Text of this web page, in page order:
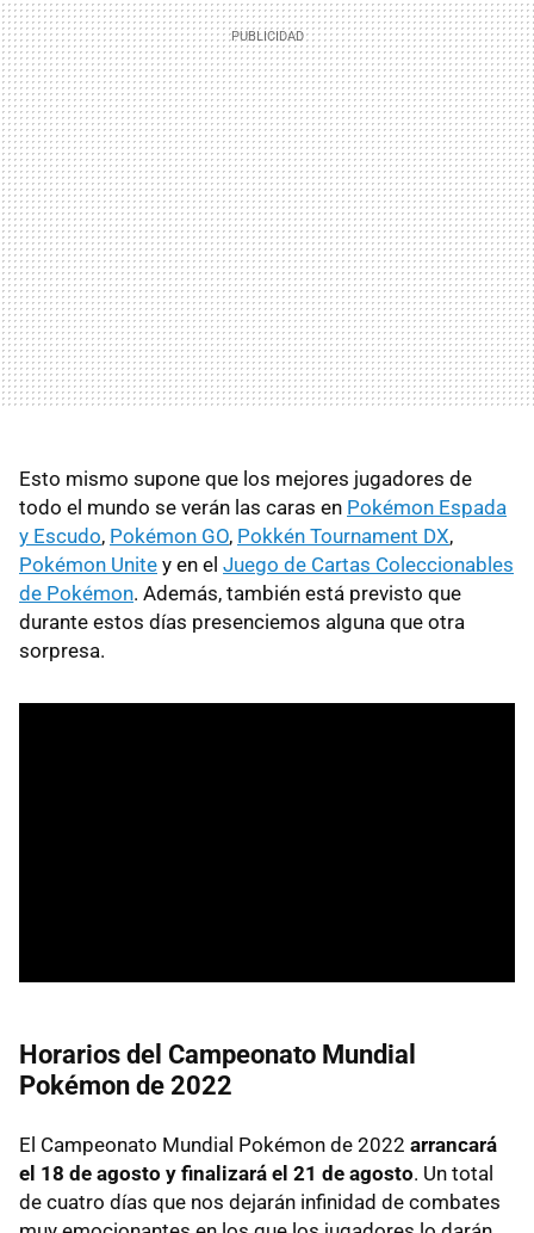
Esto mismo supone que los mejores jugadores de
todo el mundo se verán las caras en Pokémon Espada
y Escudo, Pokémon GO, Pokkén Tournament DX,
Pokémon Unite y en el Juego de Cartas Coleccionables
de Pokémon. Además, también está previsto que
durante estos días presenciemos alguna que otra
sorpresa.
Horarios del Campeonato Mundial
Pokémon de 2022
El Campeonato Mundial Pokémon de 2022 arrancará
el 18 de agosto y finalizará el 21 de agosto. Un total
de cuatro días que nos dejarán infinidad de combates